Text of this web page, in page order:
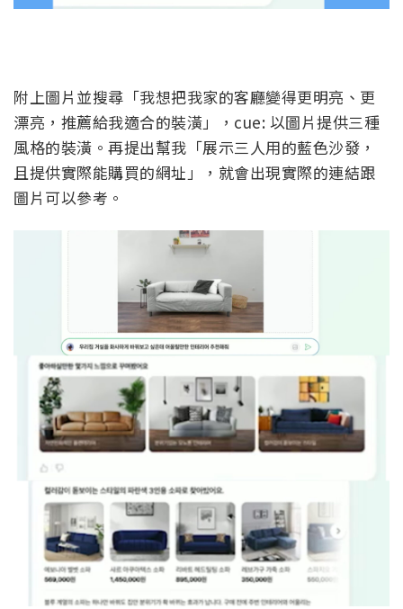
附上圖片並搜尋「我想把我家的客廳變得更明亮、更
漂亮，推薦給我適合的裝潢」，cue: 以圖片提供三種
風格的裝潢。再提出幫我「展示三人用的藍色沙發，
且提供實際能購買的網址」，就會出現實際的連結跟
圖片可以參考。